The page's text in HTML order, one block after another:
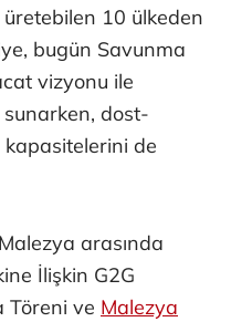
10 ülkeden
bugün Savunma
vizyonu ile
sunarken, dost-
de
arasında
İlişkin G2G
Töreni ve Malezya